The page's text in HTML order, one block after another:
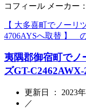
コフィール メーカー
【 大多喜町でノーリ
4706AYSへ取替 】
夷隅郡御宿町でノ
ズGT-
更新日 ： 2023
／